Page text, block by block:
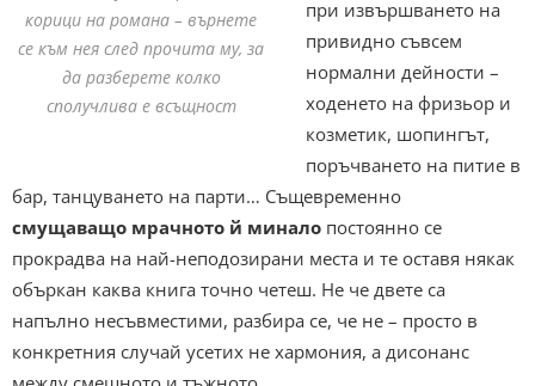
корици на романа – върнете
се към нея след прочита му, за
да разберете колко
сполучлива е всъщност
при извършването на
привидно съвсем
нормални дейности –
ходенето на фризьор и
козметик, шопингът,
поръчването на питие в
бар, танцуването на парти… Същевременно
смущаващо мрачното й минало постоянно се
прокрадва на най-неподозирани места и те оставя някак
объркан каква книга точно четеш. Не че двете са
напълно несъвместими, разбира се, че не – просто в
конкретния случай усетих не хармония, а дисонанс